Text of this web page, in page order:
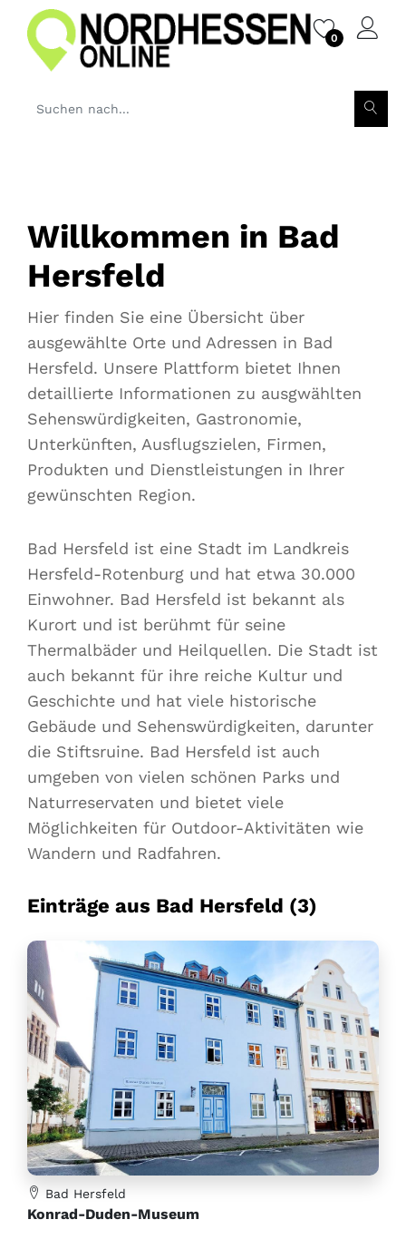
0
Willkommen in Bad
Hersfeld
Hier finden Sie eine Übersicht über
ausgewählte Orte und Adressen in Bad
Hersfeld. Unsere Plattform bietet Ihnen
detaillierte Informationen zu ausgwählten
Sehenswürdigkeiten, Gastronomie,
Unterkünften, Ausflugszielen, Firmen,
Produkten und Dienstleistungen in Ihrer
gewünschten Region.
Bad Hersfeld ist eine Stadt im Landkreis
Hersfeld-Rotenburg und hat etwa 30.000
Einwohner. Bad Hersfeld ist bekannt als
Kurort und ist berühmt für seine
Thermalbäder und Heilquellen. Die Stadt ist
auch bekannt für ihre reiche Kultur und
Geschichte und hat viele historische
Gebäude und Sehenswürdigkeiten, darunter
die Stiftsruine. Bad Hersfeld ist auch
umgeben von vielen schönen Parks und
Naturreservaten und bietet viele
Möglichkeiten für Outdoor-Aktivitäten wie
Wandern und Radfahren.
Einträge aus Bad Hersfeld (3)
Bad Hersfeld
Konrad-Duden-Museum